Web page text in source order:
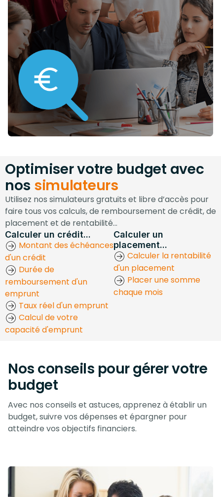
Optimiser votre budget avec
nos simulateurs
Utilisez nos simulateurs gratuits et libre d’accès pour
faire tous vos calculs, de remboursement de crédit, de
placement et de rentabilité...
Calculer un crédit...
Montant des échéances
d'un crédit
Durée de
remboursement d'un
emprunt
Taux réel d'un emprunt
Calcul de votre
capacité d'emprunt
Calculer un
placement...
Calculer la rentabilité
d'un placement
Placer une somme
chaque mois
Nos conseils pour gérer votre
budget
Avec nos conseils et astuces, apprenez à établir un
budget, suivre vos dépenses et épargner pour
atteindre vos objectifs financiers.